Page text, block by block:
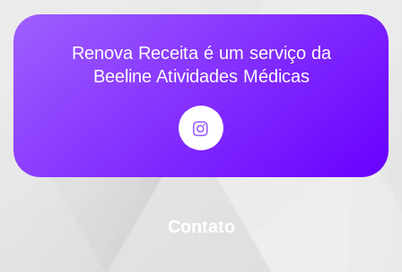
Renova Receita é um serviço da
Beeline Atividades Médicas
Contato